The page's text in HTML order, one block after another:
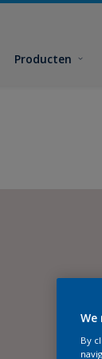
Producten
We
By